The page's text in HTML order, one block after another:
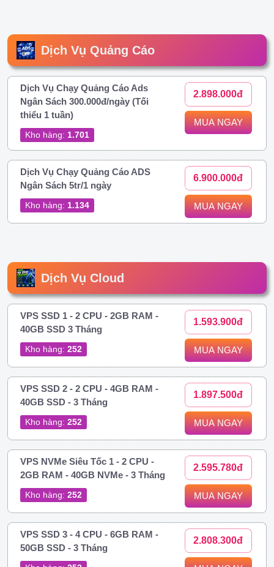
Dịch Vụ Quảng Cáo
Dịch Vụ Chạy Quảng Cáo Ads
Ngân Sách 300.000đ/ngày (Tối
thiểu 1 tuần)
Kho hàng: 1.701
2.898.000đ
MUA NGAY
Dịch Vụ Chạy Quảng Cáo ADS
Ngân Sách 5tr/1 ngày
Kho hàng: 1.134
6.900.000đ
MUA NGAY
Dịch Vụ Cloud
VPS SSD 1 - 2 CPU - 2GB RAM -
40GB SSD 3 Tháng
Kho hàng: 252
1.593.900đ
MUA NGAY
VPS SSD 2 - 2 CPU - 4GB RAM -
40GB SSD - 3 Tháng
Kho hàng: 252
1.897.500đ
MUA NGAY
VPS NVMe Siêu Tốc 1 - 2 CPU -
2GB RAM - 40GB NVMe - 3 Tháng
Kho hàng: 252
2.595.780đ
MUA NGAY
VPS SSD 3 - 4 CPU - 6GB RAM -
50GB SSD - 3 Tháng
2.808.300đ